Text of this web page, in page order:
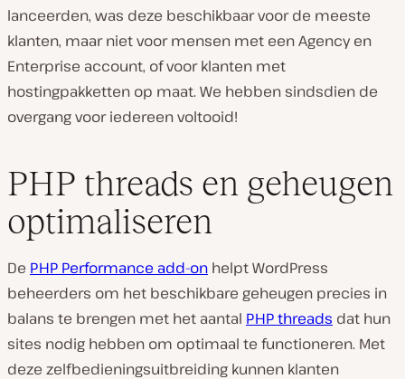
lanceerden, was deze beschikbaar voor de meeste
klanten, maar niet voor mensen met een Agency en
Enterprise account, of voor klanten met
hostingpakketten op maat. We hebben sindsdien de
overgang voor iedereen voltooid!
PHP threads en geheugen
optimaliseren
De PHP Performance add-on helpt WordPress
beheerders om het beschikbare geheugen precies in
balans te brengen met het aantal PHP threads dat hun
sites nodig hebben om optimaal te functioneren. Met
deze zelfbedieningsuitbreiding kunnen klanten